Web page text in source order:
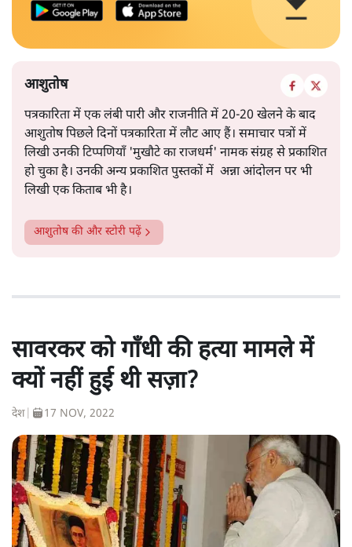
आशुतोष
पत्रकारिता में एक लंबी पारी और राजनीति में 20-20 खेलने के बाद
आशुतोष पिछले दिनों पत्रकारिता में लौट आए हैं। समाचार पत्रों में
लिखी उनकी टिप्पणियाँ 'मुखौटे का राजधर्म' नामक संग्रह से प्रकाशित
हो चुका है। उनकी अन्य प्रकाशित पुस्तकों में अन्ना आंदोलन पर भी
लिखी एक किताब भी है।
आशुतोषकी और स्टोरी पढ़ें
सावरकर को गाँधी की हत्या मामले में
क्यों नहीं हुई थी सज़ा?
देश 17 NOV, 2022